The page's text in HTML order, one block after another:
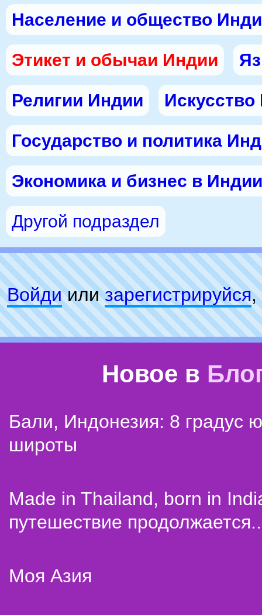
Население и общество
Этикет и обычаи Индии
Религии Индии
Государство и политика
Экономика и бизнес в Индии
Другой подраздел
Войдиилизарeгиcтpируйся,
Новое в
Бали, Индонезия: 8 градус
широты
Made in Thailand, born in
путешествие
Моя Азия